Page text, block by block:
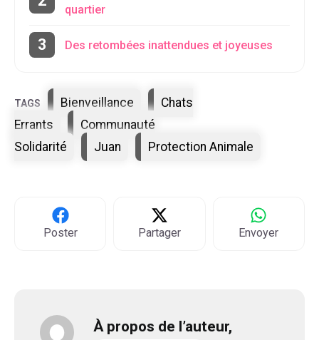
quartier
Des retombées inattendues et joyeuses
Étiquettes
Bienveillance
Chats
Errants
Communauté
Solidarité
Juan Protection Animale
Poster Partager Envoyer
À propos de l’auteur,